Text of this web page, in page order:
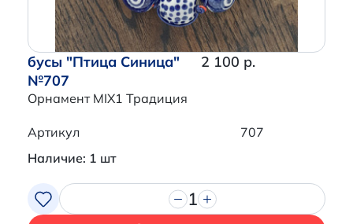
бусы "Птица Синица"
№707
Орнамент MIX1 Традиция
2 100 р.
Артикул
707
Наличие: 1 шт
1